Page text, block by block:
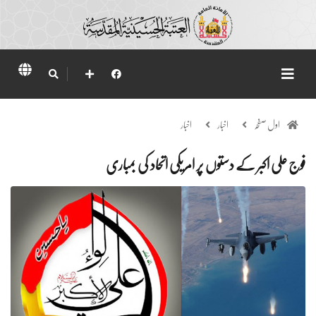
اول صفحہ اخبار اخبار
فوج علی اکبر کے دستوں پر امریکی اتحاد کی بمباری